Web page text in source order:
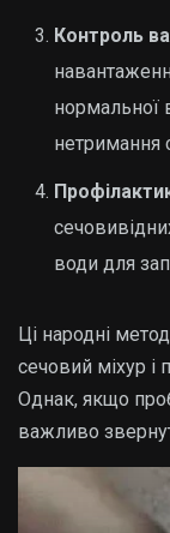
Контроль
нормальної
нетримання
води для
Ці народні
сечовий міхур і
Однак, якщо
важливо